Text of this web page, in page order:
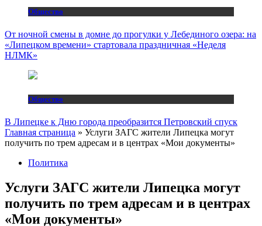
Общество
От ночной смены в домне до прогулки у Лебединого озера: на
«Липецком времени» стартовала праздничная «Неделя
НЛМК»
Общество
В Липецке к Дню города преобразится Петровский спуск
Главная страница » Услуги ЗАГС жители Липецка могут
получить по трем адресам и в центрах «Мои документы»
Политика
Услуги ЗАГС жители Липецка могут
получить по трем адресам и в центрах
«Мои документы»